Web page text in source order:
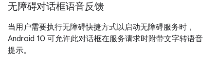
无障碍对话框语音反馈
当用户需要执行无障碍快捷方式以启动无障碍服务时，
Android 10 可允许此对话框在服务请求时附带文字转语音
提示。